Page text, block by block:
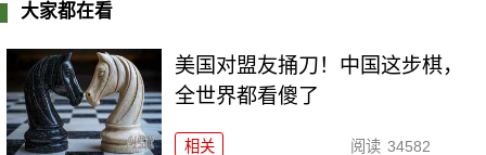
大家都在看
美国对盟友捅刀！中国这步棋，
全世界都看傻了
相关 阅读 34582